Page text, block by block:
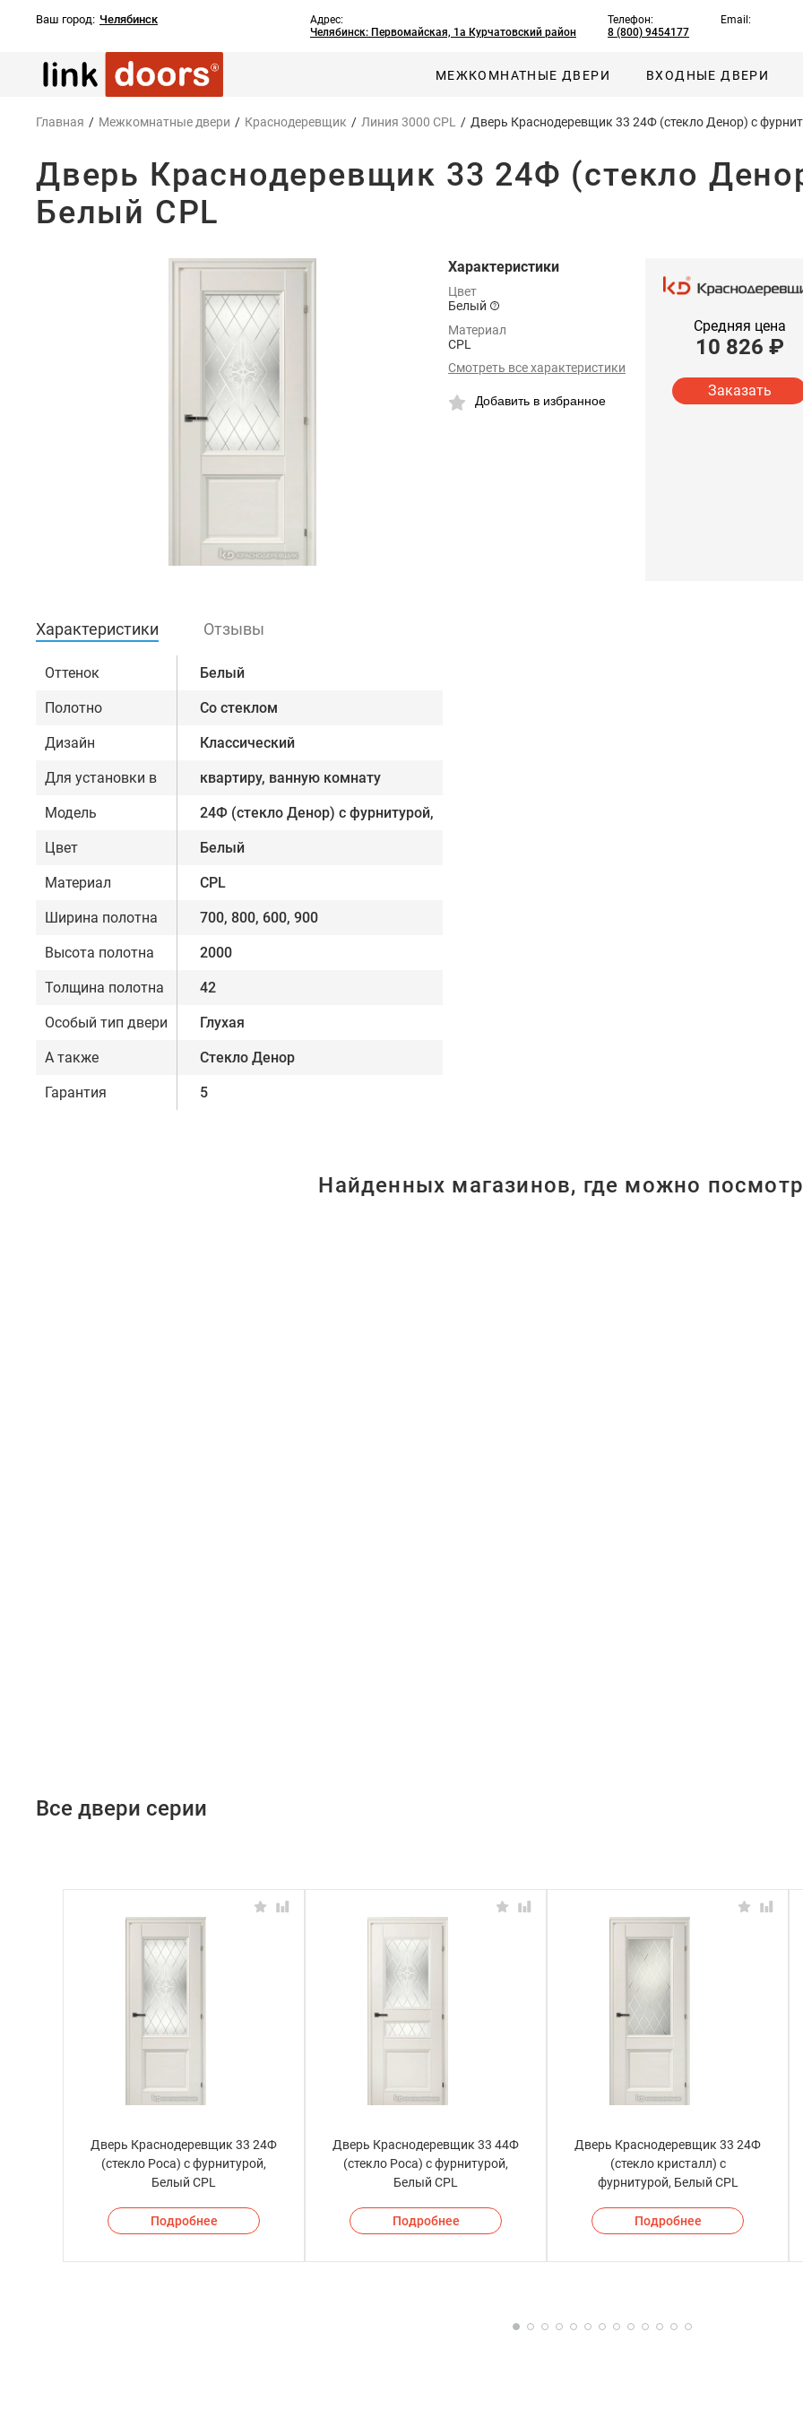
Ваш город: Челябинск
Адрес:
Челябинск: Первомайская, 1а Курчатовский район
Телефон:
8 (800) 9454177
Email:
МЕЖКОМНАТНЫЕ ДВЕРИ ВХОДНЫЕ ДВЕРИ
Главная / Межкомнатные двери / Краснодеревщик / Линия 3000 CPL / Дверь Краснодеревщик 33 24Ф (стекло Денор) с
Дверь Краснодеревщик 33 24Ф (стекло
Белый CPL
Характеристики
Цвет
Белый
Материал
CPL
Смотреть все характеристики
Добавить в избранное
Средняя цена
10 826 ₽
Заказать
Характеристики Отзывы
Оттенок Белый
Полотно Со стеклом
Дизайн Классический
Для установки в квартиру, ванную комнату
Модель 24Ф (стекло Денор) с фурнитурой,
Цвет Белый
Материал CPL
Ширина полотна 700, 800, 600, 900
Высота полотна 2000
Толщина полотна 42
Особый тип двери Глухая
А также Стекло Денор
Гарантия 5
Найденных магазинов, где можно
Все двери серии
Дверь Краснодеревщик 33 24Ф
(стекло Роса) с фурнитурой,
Белый CPL
Подробнее
Дверь Краснодеревщик 33 44Ф
(стекло Роса) с фурнитурой,
Белый CPL
Подробнее
Дверь Краснодеревщик 33 24Ф
(стекло кристалл) с
фурнитурой, Белый CPL
Подробнее